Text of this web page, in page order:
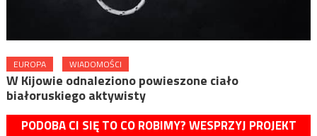
EUROPA WIADOMOŚCI
W Kijowie odnaleziono powieszone ciało
białoruskiego aktywisty
PODOBA CI SIĘ TO CO ROBIMY? WESPRZYJ PROJEKT